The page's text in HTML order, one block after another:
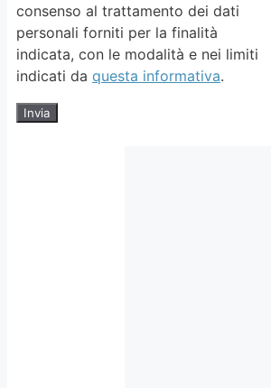
consenso al trattamento dei dati
personali forniti per la finalità
indicata, con le modalità e nei limiti
indicati da questa informativa.